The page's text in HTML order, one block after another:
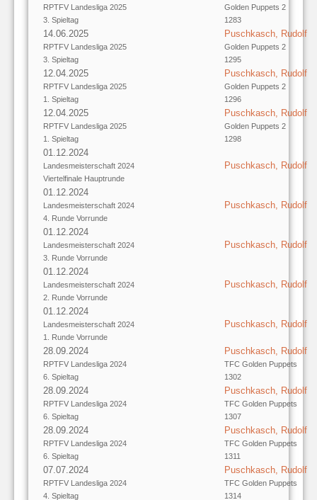
RPTFV Landesliga 2025
3. Spieltag
Golden Puppets 2
1283
14.06.2025
RPTFV Landesliga 2025
3. Spieltag
Puschkasch, Rudolf
Golden Puppets 2
1295
12.04.2025
RPTFV Landesliga 2025
1. Spieltag
Puschkasch, Rudolf
Golden Puppets 2
1296
12.04.2025
RPTFV Landesliga 2025
1. Spieltag
Puschkasch, Rudolf
Golden Puppets 2
1298
01.12.2024
Landesmeisterschaft 2024
Viertelfinale Hauptrunde
Puschkasch, Rudolf
01.12.2024
Landesmeisterschaft 2024
4. Runde Vorrunde
Puschkasch, Rudolf
01.12.2024
Landesmeisterschaft 2024
3. Runde Vorrunde
Puschkasch, Rudolf
01.12.2024
Landesmeisterschaft 2024
2. Runde Vorrunde
Puschkasch, Rudolf
01.12.2024
Landesmeisterschaft 2024
1. Runde Vorrunde
Puschkasch, Rudolf
28.09.2024
RPTFV Landesliga 2024
6. Spieltag
Puschkasch, Rudolf
TFC Golden Puppets
1302
28.09.2024
RPTFV Landesliga 2024
6. Spieltag
Puschkasch, Rudolf
TFC Golden Puppets
1307
28.09.2024
RPTFV Landesliga 2024
6. Spieltag
Puschkasch, Rudolf
TFC Golden Puppets
1311
07.07.2024
RPTFV Landesliga 2024
4. Spieltag
Puschkasch, Rudolf
TFC Golden Puppets
1314